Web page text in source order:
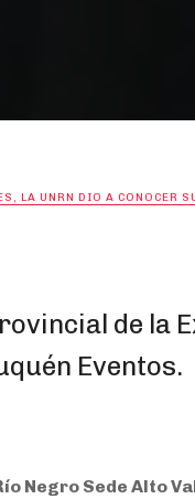
LA UNRN DIO A CONOCER
de la
Eventos.
Negro Sede Alto